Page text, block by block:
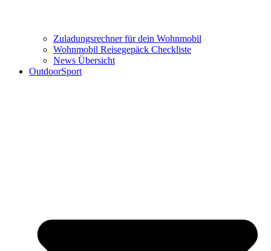
Zuladungsrechner für dein Wohnmobil
Wohnmobil Reisegepäck Checkliste
News Übersicht
OutdoorSport